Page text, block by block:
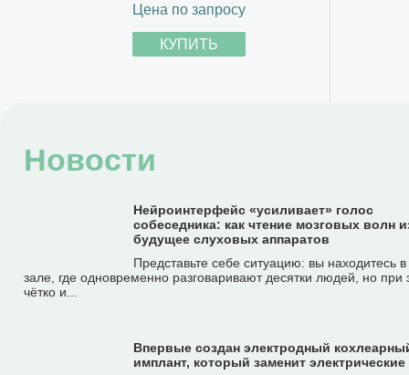
Цена по запросу
КУПИТЬ
Новости
Нейроинтерфейс «усиливает» голос
собеседника: как чтение мозговых волн
будущее слуховых аппаратов
Представьте себе ситуацию: вы находитесь
зале, где одновременно разговаривают десятки людей, но при
чётко и...
Впервые создан электродный
имплант, который заменит электрические